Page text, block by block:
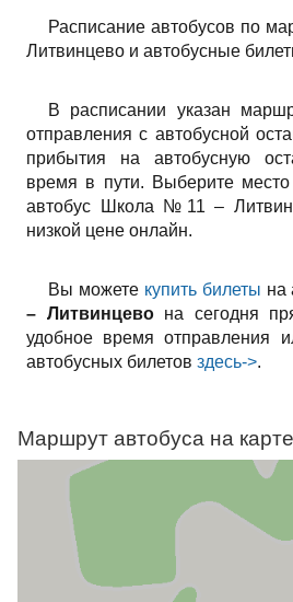
Расписание автобусов по
Литвинцево и автобусные
В расписании указан
отправления с автобусной
прибытия на автобусную
время в пути. Выберите
автобус Школа №11 –
низкой цене онлайн.
Вы можете купить билеты на
– Литвинцевона сегодня
удобное время отправления
автобусных билетов здесь->.
Маршрут автобуса на карте